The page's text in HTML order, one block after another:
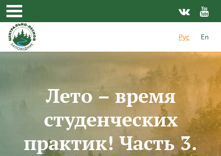
Перейти к основному содержанию
Рус
En
Лето – время
студенческих
практик! Часть 3.